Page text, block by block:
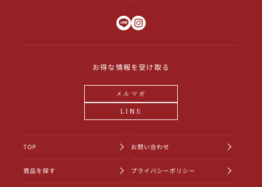
お得な情報を受け取る
メルマガ
LINE
TOP
商品を探す
お問い合わせ
プライバシーポリシー